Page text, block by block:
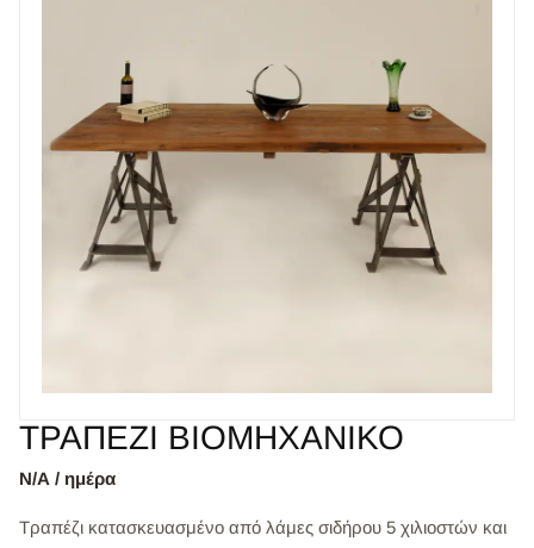
ΤΡΑΠΕΖΙ ΒΙΟΜΗΧΑΝΙΚΟ
Ν/Α / ημέρα
Τραπέζι κατασκευασμένο από λάμες σιδήρου 5 χιλιοστών και